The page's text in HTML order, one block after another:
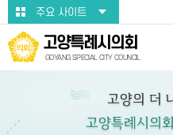
본문바로가기주요 사이트
고양특례시의회
GOYANG SPECIAL CITY COUNCIL